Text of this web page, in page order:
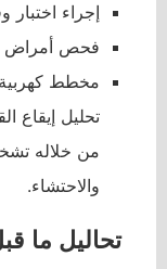
إجراء
فحص أمراض
مخطط
تحليل إيقاع
من خلاله
والاحتشاء.
تحاليل ما